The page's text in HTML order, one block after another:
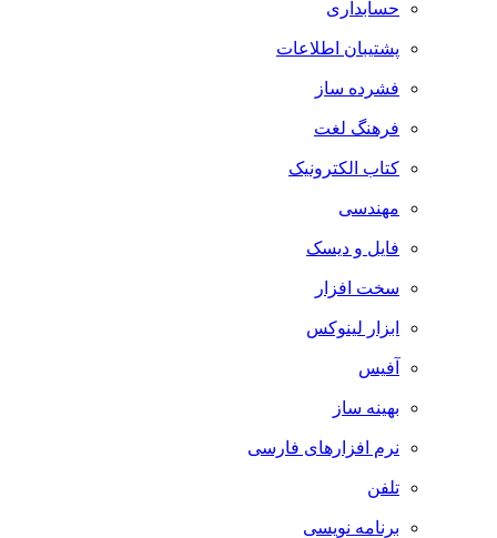
حسابداری
پشتیبان اطلاعات
فشرده ساز
فرهنگ لغت
کتاب الکترونیک
مهندسی
فایل و دیسک
سخت افزار
ابزار لینوکس
آفیس
بهینه ساز
نرم افزارهای فارسی
تلفن
برنامه نویسی